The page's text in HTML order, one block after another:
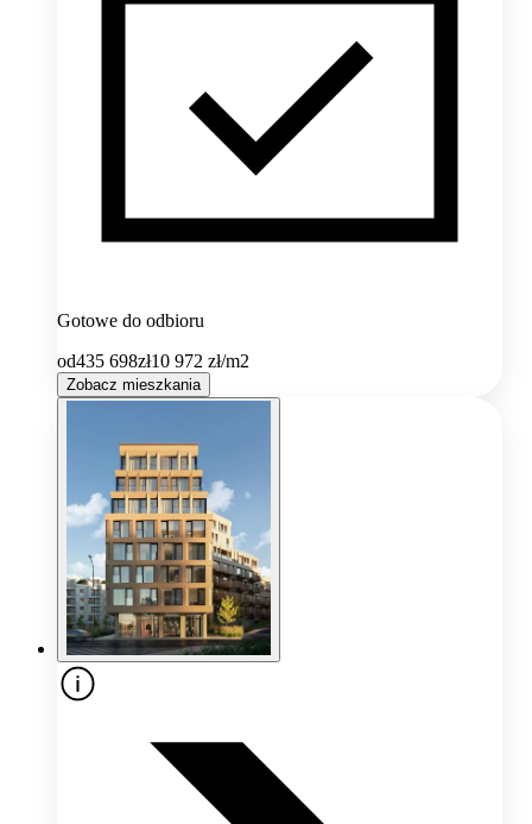
Gotowe do odbioru
od435 698zł10 972 zł/m2
Zobacz mieszkania